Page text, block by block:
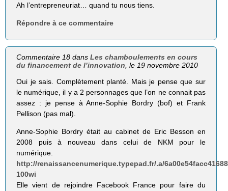
Ah l’entrepreneuriat… quand tu nous tiens.
Répondre à ce commentaire
Commentaire 18 dansLes chamboulements en cours
du financement de l’innovation , le 19 novembre 2010
Oui je sais. Complètement planté. Mais je pense que sur
le numérique, il y a 2 personnages que l’on ne connait pas
assez : je pense à Anne-Sophie Bordry (bof) et Frank
Pellison (pas mal).
Anne-Sophie Bordry était au cabinet de Eric Besson en
2008 puis à nouveau dans celui de NKM pour le
numérique.
http://renaissancenumerique.typepad.fr/.a/
100wi
Elle vient de rejoindre Facebook France pour faire du